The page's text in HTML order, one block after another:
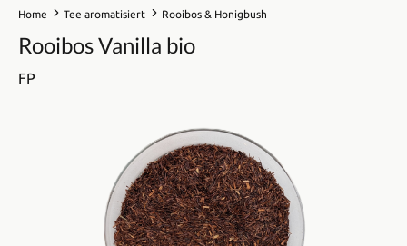
Home Tee aromatisiert Rooibos & Honigbush
Rooibos Vanilla bio
FP
Bildergalerie überspringen